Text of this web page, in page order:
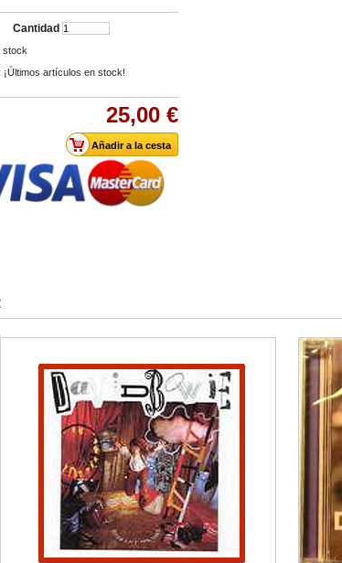
Cantidad
stock
¡Últimos artículos en stock!
25,00 €